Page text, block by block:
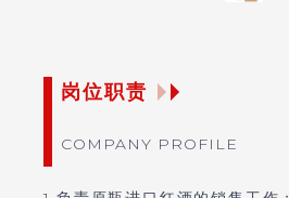
岗位职责
COMPANY PROFILE